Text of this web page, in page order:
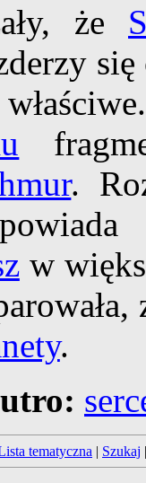
że
.
w
.
tematyczna | Szukaj